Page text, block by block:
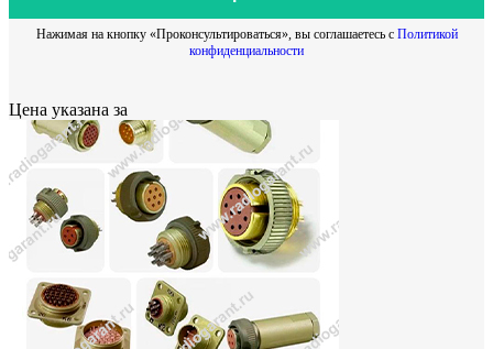
Нажимая на кнопку «Проконсультироваться», вы соглашаетесь с Политикой
конфиденциальности
Цена указана за